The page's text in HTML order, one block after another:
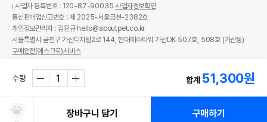
수량 합계 51,300원
장바구니 담기 구매하기
사업자 등록번호 : 120-87-90035사업자정보확인
통신판매업신고번호 : 제 2025-서울금천-2382호
개인정보관리자 : 김원규 hello@aboutpet.co.kr
서울특별시 금천구 가산디지털2로 144, 현대테라타워 가산DK 507호, 508호 (가산동)
구매안전(에스크로)서비스